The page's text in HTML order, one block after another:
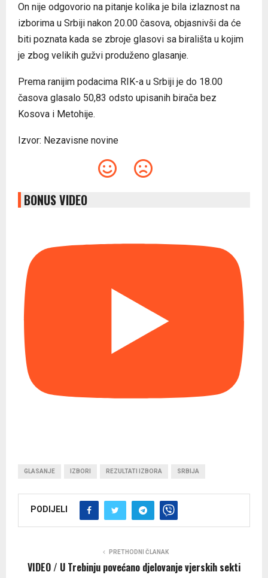
On nije odgovorio na pitanje kolika je bila izlaznost na
izborima u Srbiji nakon 20.00 časova, objasnivši da će
biti poznata kada se zbroje glasovi sa birališta u kojim
je zbog velikih gužvi produženo glasanje.
Prema ranijim podacima RIK-a u Srbiji je do 18.00
časova glasalo 50,83 odsto upisanih birača bez
Kosova i Metohije.
Izvor: Nezavisne novine
BONUS VIDEO
GLASANJE IZBORI REZULTATI IZBORA SRBIJA
PODIJELI
PRETHODNI ČLANAK
VIDEO / U Trebinju povećano djelovanje vjerskih sekti